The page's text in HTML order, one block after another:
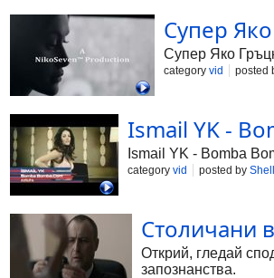
Супер
Супер Яко
category vid posted
Ismail YK -
Ismail YK - Bomba
category vid posted by
Столичани
Открий, гледай
запознанства.